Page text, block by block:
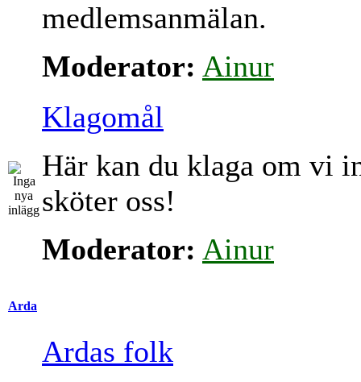
medlemsanmälan.
Moderator: Ainur
Klagomål
Här kan du klaga om vi
sköter oss!
Moderator: Ainur
Arda
Ardas folk